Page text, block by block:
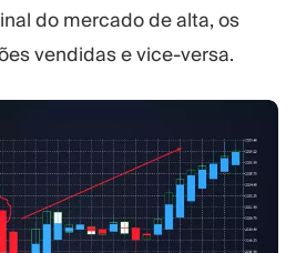
do mercado de alta, os
vendidas e vice-versa.